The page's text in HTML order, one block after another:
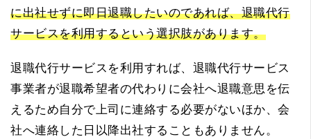
に出社せずに即日退職したいのであれば、退職代行
サービスを利用するという選択肢があります。
退職代行サービスを利用すれば、退職代行サービス
事業者が退職希望者の代わりに会社へ退職意思を伝
えるため自分で上司に連絡する必要がないほか、会
社へ連絡した日以降出社することもありません。